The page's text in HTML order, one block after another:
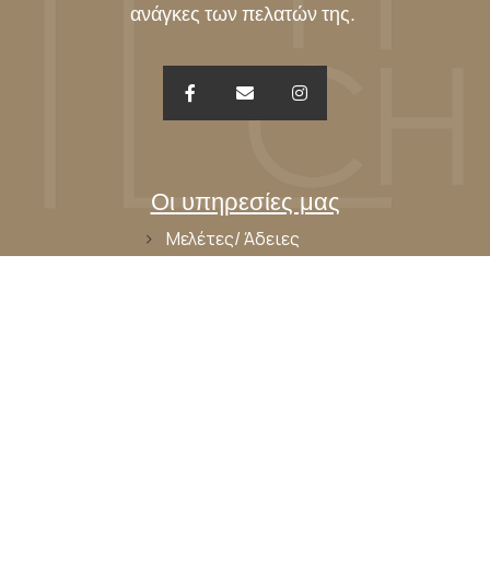
ανάγκες των πελατών της.
Οι υπηρεσίες μας
Μελέτες/ Άδειες